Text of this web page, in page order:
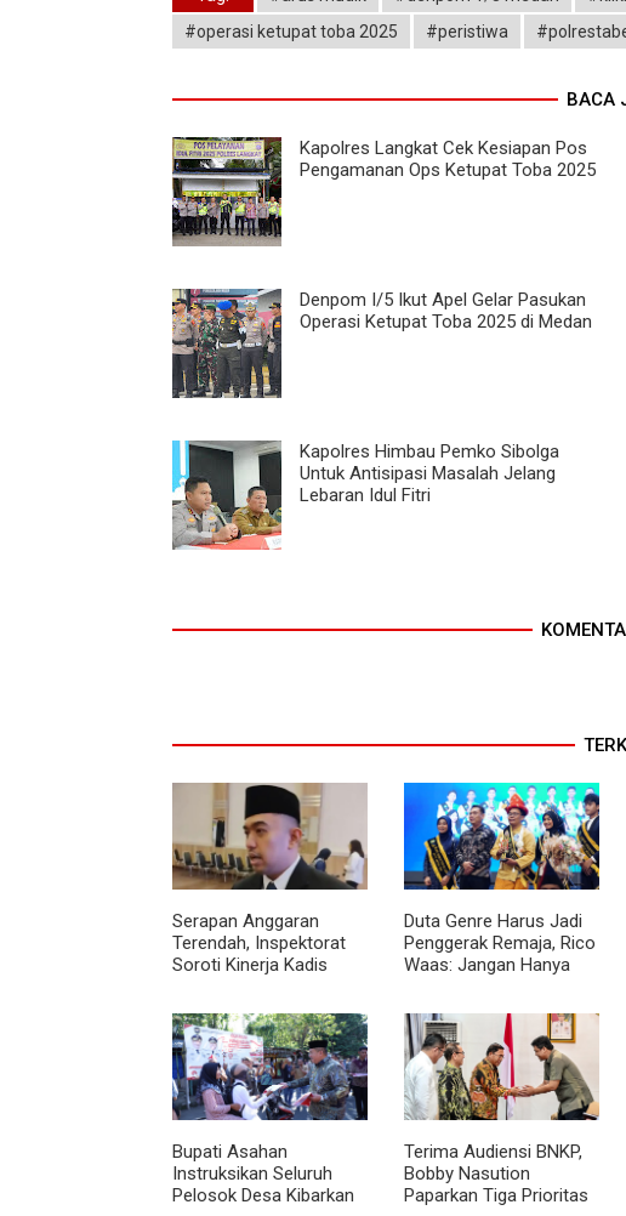
#operasi ketupat toba 2025
#peristiwa
BACA
Kapolres Langkat Cek Kesiapan Pos
Pengamanan Ops Ketupat Toba 2025
Denpom I/5 Ikut Apel Gelar Pasukan
Operasi Ketupat Toba 2025 di Medan
Kapolres Himbau Pemko Sibolga
Untuk Antisipasi Masalah Jelang
Lebaran Idul Fitri
Serapan Anggaran
Terendah, Inspektorat
Soroti Kinerja Kadis
Duta Genre Harus Jadi
Penggerak Remaja, Rico
Waas: Jangan Hanya
Bupati Asahan
Instruksikan Seluruh
Pelosok Desa Kibarkan
Terima Audiensi BNKP,
Bobby Nasution
Paparkan Tiga Prioritas